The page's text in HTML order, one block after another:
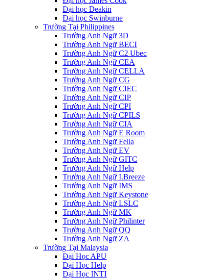
Đại học Deakin
Đại học Swinburne
Trường Tại Philippines
Trường Anh Ngữ 3D
Trường Anh Ngữ BECI
Trường Anh Ngữ C2 Ubec
Trường Anh Ngữ CEA
Trường Anh Ngữ CELLA
Trường Anh Ngữ CG
Trường Anh Ngữ CIEC
Trường Anh Ngữ CIP
Trường Anh Ngữ CPI
Trường Anh Ngữ CPILS
Trường Anh Ngữ CIA
Trường Anh Ngữ E Room
Trường Anh Ngữ Fella
Trường Anh Ngữ EV
Trường Anh Ngữ GITC
Trường Anh Ngữ Help
Trường Anh Ngữ I.Breeze
Trường Anh Ngữ IMS
Trường Anh Ngữ Keystone
Trường Anh Ngữ LSLC
Trường Anh Ngữ MK
Trường Anh Ngữ Philinter
Trường Anh Ngữ QQ
Trường Anh Ngữ ZA
Trường Tại Malaysia
Đại Học APU
Đại Học Help
Đại Học INTI